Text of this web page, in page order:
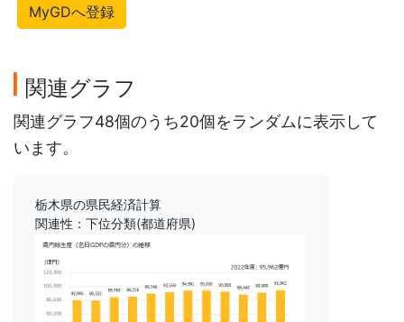
MyGDへ登録
関連グラフ
関連グラフ48個のうち20個をランダムに表示して
います。
栃木県の県民経済計算
関連性：下位分類(都道府県)